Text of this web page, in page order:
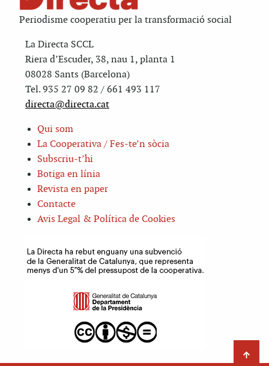
Periodisme cooperatiu per la transformació social
La Directa SCCL
Riera d’Escuder, 38, nau 1, planta 1
08028 Sants (Barcelona)
Tel. 935 27 09 82 / 661 493 117
directa@directa.cat
Qui som
La Cooperativa / Fes-te’n sòcia
Subscriu-t’hi
Botiga en línia
Revista en paper
Contacte
Avis Legal & Política de Cookies